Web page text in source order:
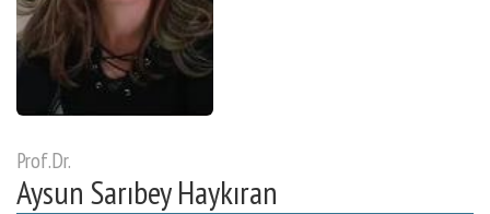
Prof.Dr.
Aysun Sarıbey Haykıran